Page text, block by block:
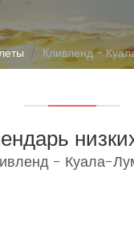
Кливленд -
- Куала-